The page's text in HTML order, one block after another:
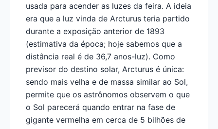
usada para acender as luzes da feira. A ideia
era que a luz vinda de Arcturus teria partido
durante a exposição anterior de 1893
(estimativa da época; hoje sabemos que a
distância real é de 36,7 anos-luz). Como
previsor do destino solar, Arcturus é única:
sendo mais velha e de massa similar ao Sol,
permite que os astrônomos observem o que
o Sol parecerá quando entrar na fase de
gigante vermelha em cerca de 5 bilhões de